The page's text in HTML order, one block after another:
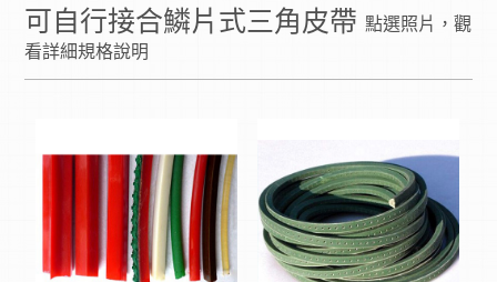
可自行接合鱗片式三角皮帶點選照片，觀
看詳細規格說明